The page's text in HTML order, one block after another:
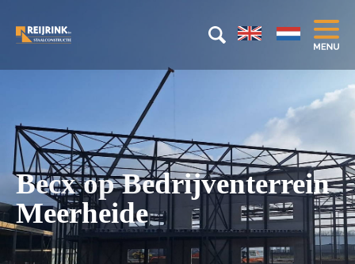
Becx op Bedrijventerrein
Meerheide